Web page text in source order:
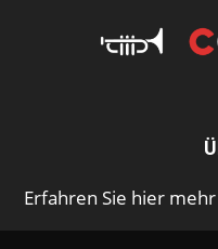
Erfahren Sie hier